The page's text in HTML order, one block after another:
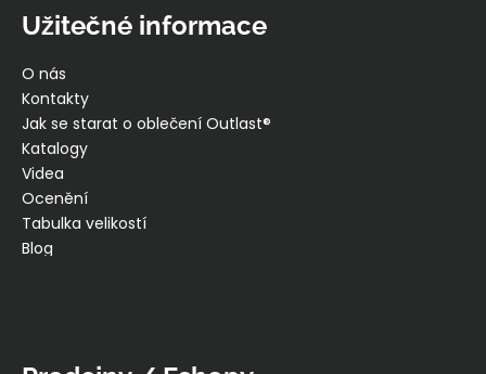
Užitečné informace
O nás
Kontakty
Jak se starat o oblečení Outlast®
Katalogy
Videa
Ocenění
Tabulka velikostí
Blog